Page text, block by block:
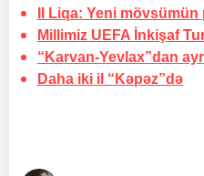
II Liqa: Yeni mövsümün
Millimiz UEFA İnkişaf
“Karvan-Yevlax”dan
Daha iki il “Kəpəz”də